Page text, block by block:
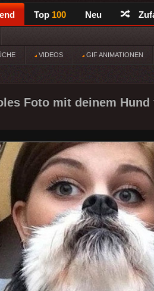
Top 100 Neu
VIDEOS GIF ANIMATIONEN
Foto mit deinem